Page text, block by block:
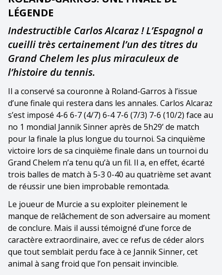
LÉGENDE
Indestructible Carlos Alcaraz ! L’Espagnol a
cueilli très certainement l’un des titres du
Grand Chelem les plus miraculeux de
l’histoire du tennis.
Il a conservé sa couronne à Roland-Garros à l’issue
d’une finale qui restera dans les annales. Carlos Alcaraz
s’est imposé 4-6 6-7 (4/7) 6-4 7-6 (7/3) 7-6 (10/2) face au
no 1 mondial Jannik Sinner après de 5h29’ de match
pour la finale la plus longue du tournoi. Sa cinquième
victoire lors de sa cinquième finale dans un tournoi du
Grand Chelem n’a tenu qu’à un fil. Il a, en effet, écarté
trois balles de match à 5-3 0-40 au quatrième set avant
de réussir une bien improbable remontada.
Le joueur de Murcie a su exploiter pleinement le
manque de relâchement de son adversaire au moment
de conclure. Mais il aussi témoigné d’une force de
caractère extraordinaire, avec ce refus de céder alors
que tout semblait perdu face à ce Jannik Sinner, cet
animal à sang froid que l’on pensait invincible.